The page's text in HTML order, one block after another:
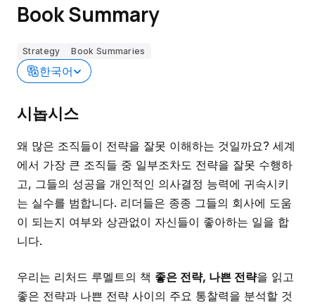
Book Summary
Strategy Book Summaries
한국어
시놉시스
왜 많은 조직들이 전략을 잘못 이해하는 것일까요? 세계
에서 가장 큰 조직들 중 일부조차도 전략을 잘못 수행하
고, 그들의 성공을 개인적인 의사결정 능력에 귀속시키
는 실수를 범합니다. 리더들은 종종 그들의 회사에 도움
이 되는지 여부와 상관없이 자신들이 좋아하는 일을 합
니다.
우리는 리처드 루멜트의 책 좋은 전략, 나쁜 전략을 읽고
좋은 전략과 나쁜 전략 사이의 주요 통찰력을 분석할 것